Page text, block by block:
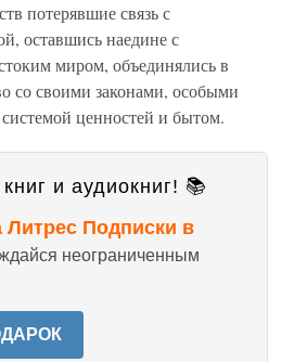
потерявшие связь с
оставшись наедине с
миром, объединялись в
со своими законами, особыми
ценностей и бытом.
и аудиокниг! 📚
Литрес Подписки в
неограниченным